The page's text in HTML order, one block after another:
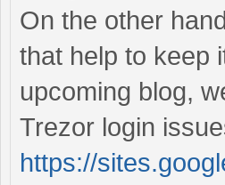
On the other
that help to keep
upcoming blog,
Trezor login
https://